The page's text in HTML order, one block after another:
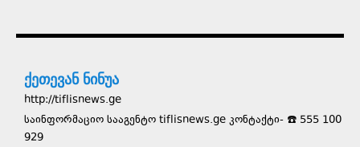
ქეთევან ნინუა
http://tiflisnews.ge
საინფორმაციო სააგენტო tiflisnews.ge კონტაქტი- ☎️ 555 100
929